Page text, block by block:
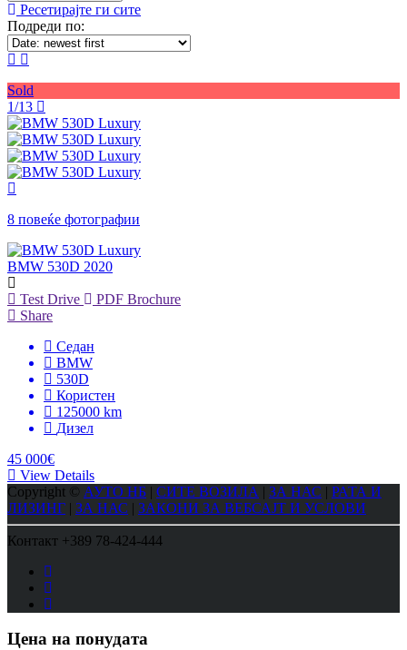
Ресетирајте ги сите
Подреди по:
Sold
1/13
8 повеќе фотографии
BMW 530D 2020
Test Drive
PDF Brochure
Share
Седан
BMW
530D
Користен
125000 km
Дизел
45 000€
View Details
Copyright © АУТО НБ | СИТЕ ВОЗИЛА | ЗА НАС | РАТА И
ЛИЗИНГ | ЗА НАС | ЗАКОНИ ЗА ВЕБСАЈТ И УСЛОВИ
Контакт +389 78-424-444
Цена на понудата